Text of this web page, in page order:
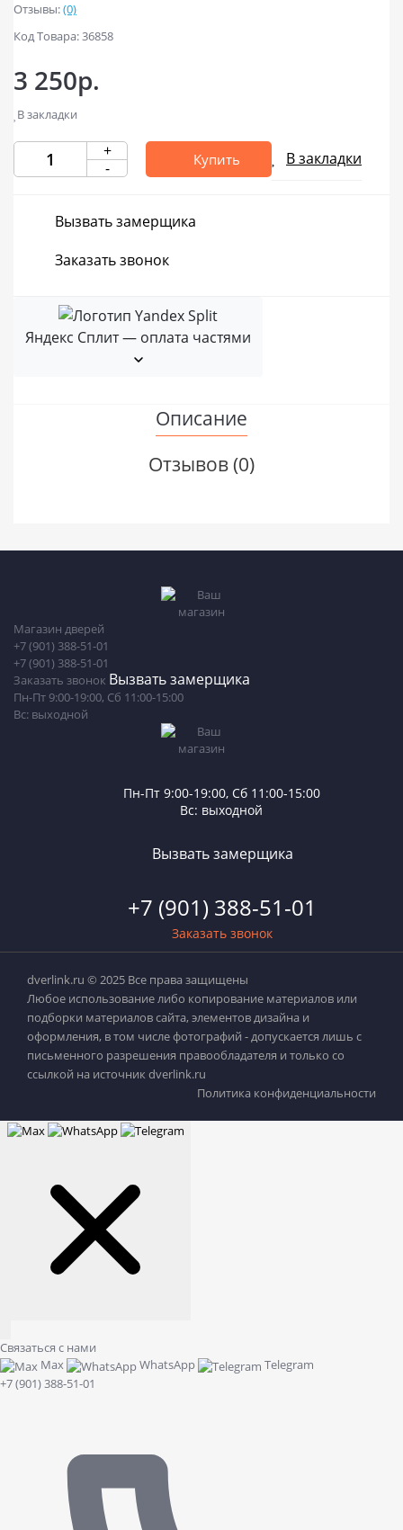
Отзывы:(0)
Код Товара: 36858
3 250р.
В закладки
+
-
Купить В закладки
Вызвать замерщика
Заказать звонок
Яндекс Сплит — оплата частями
Описание
Отзывов (0)
Магазин дверей
+7 (901) 388-51-01
+7 (901) 388-51-01
Заказать звонок Вызвать замерщика
Пн-Пт 9:00-19:00, Сб 11:00-15:00
Вс: выходной
Пн-Пт 9:00-19:00, Сб 11:00-15:00
Вс: выходной
Вызвать замерщика
+7 (901) 388-51-01
Заказать звонок
dverlink.ru © 2025 Все права защищены
Любое использование либо копирование материалов или
подборки материалов сайта, элементов дизайна и
оформления, в том числе фотографий - допускается лишь с
письменного разрешения правообладателя и только со
ссылкой на источник dverlink.ru
Политика конфиденциальности
Связаться с нами
Max
WhatsApp
Telegram
+7 (901) 388-51-01